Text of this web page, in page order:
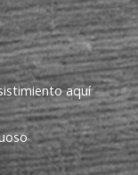
aquí